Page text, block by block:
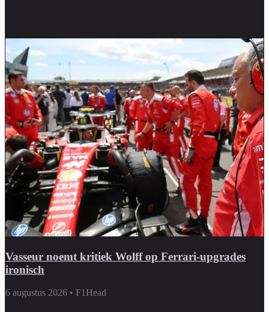
Vasseur noemt kritiek Wolff op Ferrari-upgrades
ironisch
6 augustus 2026 • F1Head